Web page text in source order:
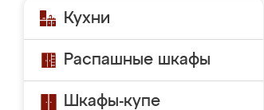
Кухни
Распашные шкафы
Шкафы-купе